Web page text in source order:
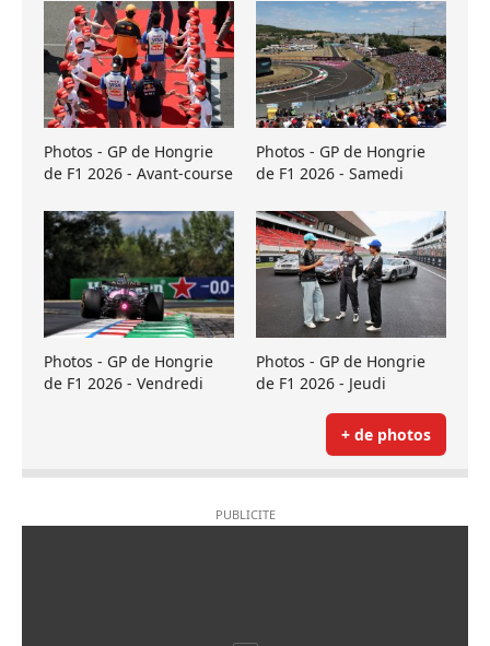
Photos - GP de Hongrie
de F1 2026 - Avant-course
Photos - GP de Hongrie
de F1 2026 - Samedi
Photos - GP de Hongrie
de F1 2026 - Vendredi
Photos - GP de Hongrie
de F1 2026 - Jeudi
+ de photos